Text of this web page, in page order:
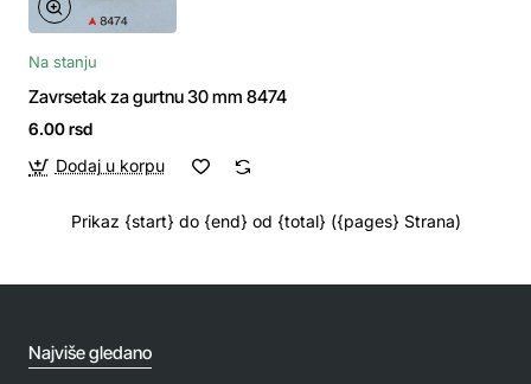
Na stanju
Zavrsetak za gurtnu 30 mm 8474
6.00 rsd
Dodaj u korpu
Prikaz {start} do {end} od {total} ({pages} Strana)
Najviše gledano